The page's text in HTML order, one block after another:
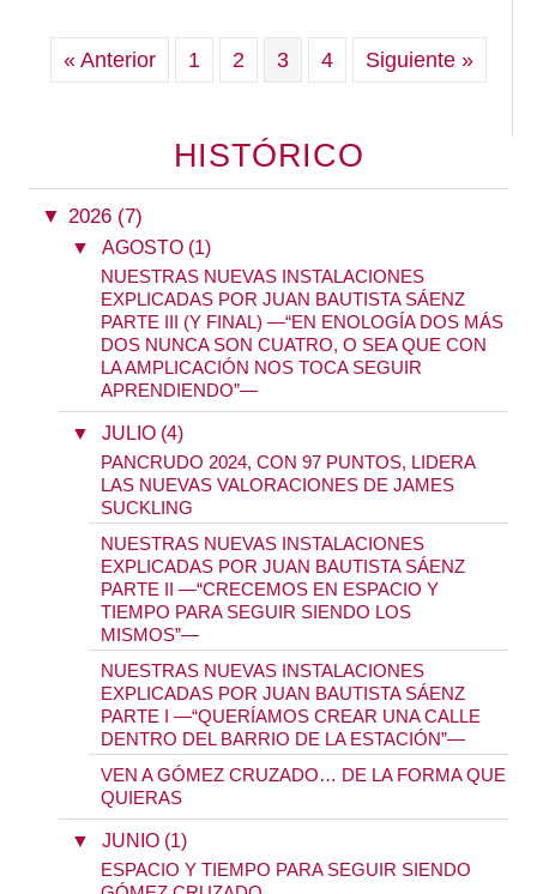
« Anterior 1 2 3 4 Siguiente »
HISTÓRICO
▼ 2026 (7)
▼ AGOSTO (1)
NUESTRAS NUEVAS INSTALACIONES
EXPLICADAS POR JUAN BAUTISTA SÁENZ
PARTE III (Y FINAL) —“EN ENOLOGÍA DOS MÁS
DOS NUNCA SON CUATRO, O SEA QUE CON
LA AMPLICACIÓN NOS TOCA SEGUIR
APRENDIENDO”—
▼ JULIO (4)
PANCRUDO 2024, CON 97 PUNTOS, LIDERA
LAS NUEVAS VALORACIONES DE JAMES
SUCKLING
NUESTRAS NUEVAS INSTALACIONES
EXPLICADAS POR JUAN BAUTISTA SÁENZ
PARTE II —“CRECEMOS EN ESPACIO Y
TIEMPO PARA SEGUIR SIENDO LOS
MISMOS”—
NUESTRAS NUEVAS INSTALACIONES
EXPLICADAS POR JUAN BAUTISTA SÁENZ
PARTE I —“QUERÍAMOS CREAR UNA CALLE
DENTRO DEL BARRIO DE LA ESTACIÓN”—
VEN A GÓMEZ CRUZADO… DE LA FORMA QUE
QUIERAS
▼ JUNIO (1)
ESPACIO Y TIEMPO PARA SEGUIR SIENDO